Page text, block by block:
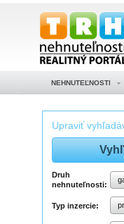
NEHNUTEĽNOSTI
Upraviť
Druh
nehnuteľnosti:
Typ inzercie: